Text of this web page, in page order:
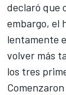
declaró que
embargo, el
lentamente
volver más
los tres